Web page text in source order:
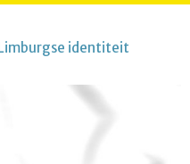
identiteit